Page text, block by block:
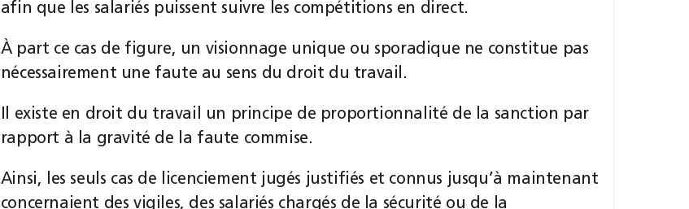
afin que les salariés puissent suivre les compétitions en direct.
À part ce cas de figure, un visionnage unique ou sporadique ne constitue pas
nécessairement une faute au sens du droit du travail.
Il existe en droit du travail un principe de proportionnalité de la sanction par
rapport à la gravité de la faute commise.
Ainsi, les seuls cas de licenciement jugés justifiés et connus jusqu’à maintenant
concernaient des vigiles, des salariés chargés de la sécurité ou de la